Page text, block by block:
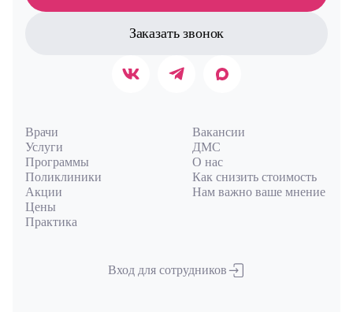
Заказать звонок
Врачи
Услуги
Программы
Поликлиники
Акции
Цены
Практика
Вакансии
ДМС
О нас
Как снизить стоимость
Нам важно ваше мнение
Вход для сотрудников